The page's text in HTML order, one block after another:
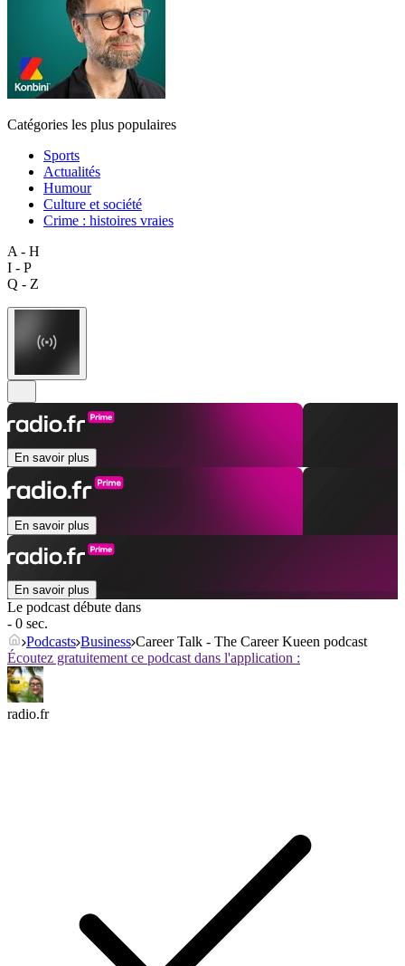
Catégories les plus populaires
Sports
Actualités
Humour
Culture et société
Crime : histoires vraies
A - H
I - P
Q - Z
En savoir plus
En savoir plus
En savoir plus
Le podcast débute dans
- 0 sec.
Podcasts Business Career Talk - The Career Kueen podcast
Écoutez gratuitement ce podcast dans l'application :
radio.fr